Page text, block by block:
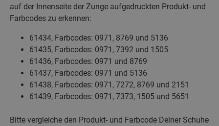
auf der Innenseite der Zunge aufgedruckten Produkt- und
Farbcodes zu erkennen:
61434, Farbcodes: 0971, 8769 und 5136
61435, Farbcodes: 0971, 7392 und 1505
61436, Farbcodes: 0971 und 8769
61437, Farbcodes: 0971 und 5136
61438, Farbcodes: 0971, 7272, 8769 und 2151
61439, Farbcodes: 0971, 7373, 1505 und 5651
Bitte vergleiche den Produkt- und Farbcode Deiner Schuhe